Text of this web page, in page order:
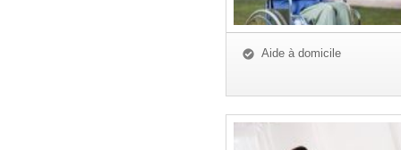
Aide à domicile